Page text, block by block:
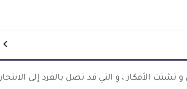
الأفكار ، و التي قد تصل بالفرد إلى الانتحار